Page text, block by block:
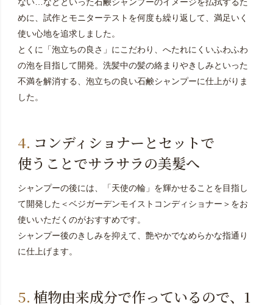
めに、試作とモニターテストを何度も繰り返して、満足いく
使い心地を追求しました。
とくに「泡立ちの良さ」にこだわり、へたれにくいふわふわ
の泡を目指して開発。洗髪中の髪の絡まりやきしみといった
不満を解消する、泡立ちの良い石鹸シャンプーに仕上がりま
した。
コンディショナーとセットで
使うことでサラサラの美髪へ
シャンプーの後には、「天使の輪」を輝かせることを目指し
て開発した＜ベジガーデンモイストコンディショナー＞をお
使いいただくのがおすすめです。
シャンプー後のきしみを抑えて、艶やかでなめらかな指通り
に仕上げます。
植物由来成分で作っているので、1